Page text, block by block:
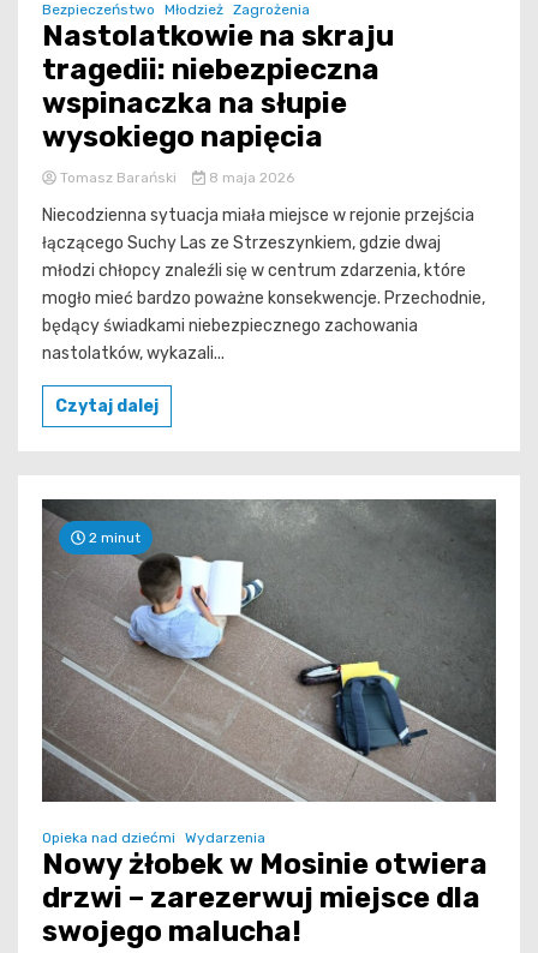
Bezpieczeństwo Młodzież Zagrożenia
Nastolatkowie na skraju
tragedii: niebezpieczna
wspinaczka na słupie
wysokiego napięcia
Tomasz Barański 8 maja 2026
Niecodzienna sytuacja miała miejsce w rejonie przejścia
łączącego Suchy Las ze Strzeszynkiem, gdzie dwaj
młodzi chłopcy znaleźli się w centrum zdarzenia, które
mogło mieć bardzo poważne konsekwencje. Przechodnie,
będący świadkami niebezpiecznego zachowania
nastolatków, wykazali...
Czytaj dalej
2 minut
Opieka nad dziećmi Wydarzenia
Nowy żłobek w Mosinie otwiera
drzwi – zarezerwuj miejsce dla
swojego malucha!